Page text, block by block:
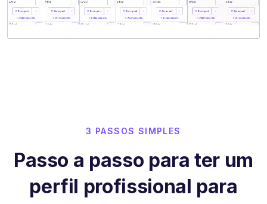
3 PASSOS SIMPLES
Passo a passo para ter um
perfil profissional para